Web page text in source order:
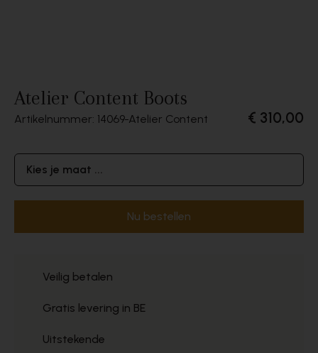
Atelier Content Boots
Artikelnummer: 14069 Atelier Content € 310,00
Kies je maat ...
Nu bestellen
Veilig betalen
Gratis levering in BE
Uitstekende